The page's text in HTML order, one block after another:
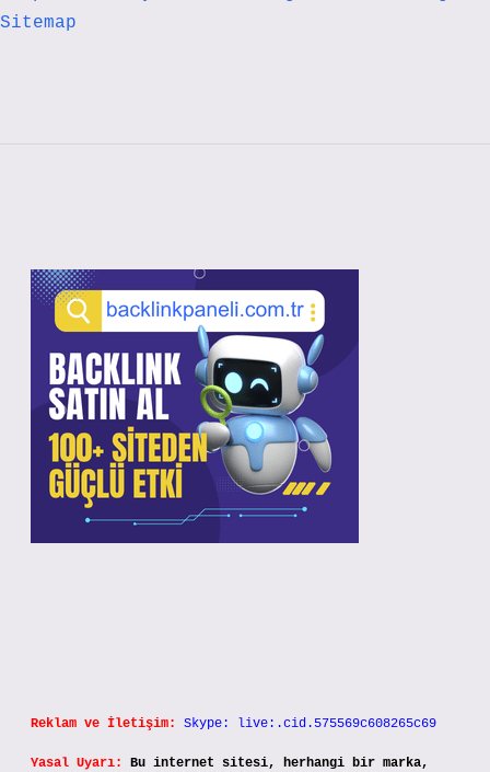
Sitemap
Reklam ve İletişim: Skype: live:.cid.575569c608265c69
Yasal Uyarı:
Bu internet sitesi, herhangi bir marka,